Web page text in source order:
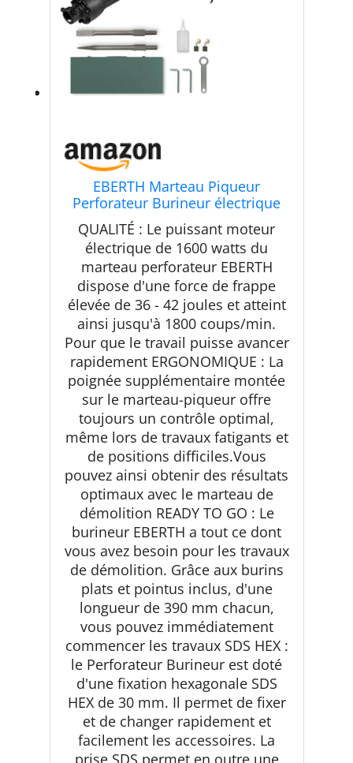
EBERTH Marteau Piqueur
Perforateur Burineur électrique
1600W (230V, 1800 coups/min,
36-42 Joules, SDS HEX Prise
Hexagonale 30mm, Poignée
Robuste, Burin Plat & Pointu
Inclus, Coffret)
QUALITÉ : Le puissant moteur
électrique de 1600 watts du
marteau perforateur EBERTH
dispose d'une force de frappe
élevée de 36 - 42 joules et atteint
ainsi jusqu'à 1800 coups/min.
Pour que le travail puisse avancer
rapidement ERGONOMIQUE : La
poignée supplémentaire montée
sur le marteau-piqueur offre
toujours un contrôle optimal,
même lors de travaux fatigants et
de positions difficiles.Vous
pouvez ainsi obtenir des résultats
optimaux avec le marteau de
démolition READY TO GO : Le
burineur EBERTH a tout ce dont
vous avez besoin pour les travaux
de démolition. Grâce aux burins
plats et pointus inclus, d'une
longueur de 390 mm chacun,
vous pouvez immédiatement
commencer les travaux SDS HEX :
le Perforateur Burineur est doté
d'une fixation hexagonale SDS
HEX de 30 mm. Il permet de fixer
et de changer rapidement et
facilement les accessoires. La